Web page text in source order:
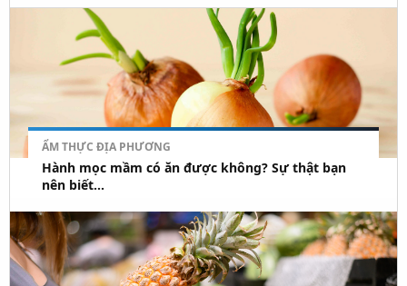
ẨM THỰC ĐỊA PHƯƠNG
Hành mọc mầm có ăn được không? Sự thật bạn
nên biết...